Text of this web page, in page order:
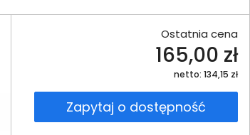
Ostatnia cena
165,00 zł
netto: 134,15 zł
Zapytaj o dostępność